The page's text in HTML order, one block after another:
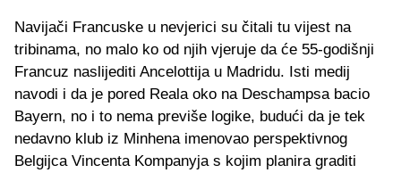
Navijači Francuske u nevjerici su čitali tu vijest na
tribinama, no malo ko od njih vjeruje da će 55-godišnji
Francuz naslijediti Ancelottija u Madridu. Isti medij
navodi i da je pored Reala oko na Deschampsa bacio
Bayern, no i to nema previše logike, budući da je tek
nedavno klub iz Minhena imenovao perspektivnog
Belgijca Vincenta Kompanyja s kojim planira graditi